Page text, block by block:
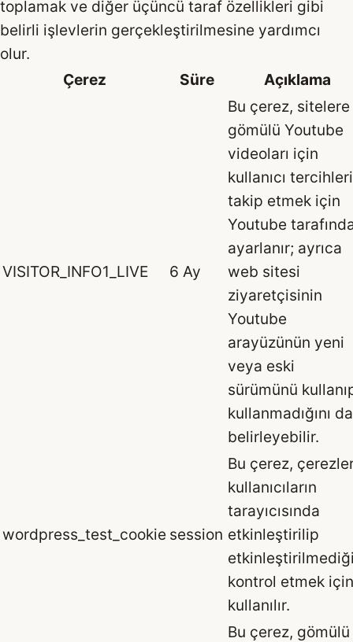
toplamak ve diğer üçüncü taraf özellikleri gibi
belirli işlevlerin gerçekleştirilmesine yardımcı
olur.
Çerez
Süre Açıklama
VISITOR_INFO1_LIVE 6 Ay
Bu çerez, sitelere
gömülü Youtube
videoları için
kullanıcı
takip etmek için
Youtube
ayarlanır; ayrıca
web sitesi
ziyaretçisinin
Youtube
arayüzünün yeni
veya eski
sürümünü
kullanmadığını da
belirleyebilir.
wordpress_test_cookie session
Bu çerez,
kullanıcıların
tarayıcısında
etkinleştirilip
kontrol etmek için
kullanılır.
Bu çerez, gömülü